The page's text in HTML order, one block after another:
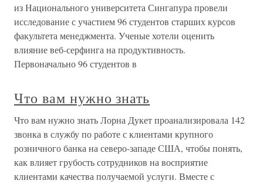
из Национального университета Сингапура провели
исследование с участием 96 студентов старших курсов
факультета менеджмента. Ученые хотели оценить
влияние веб-серфинга на продуктивность.
Первоначально 96 студентов в
Что вам нужно знать
Что вам нужно знать Лорна Дукет проанализировала 142
звонка в службу по работе с клиентами крупного
розничного банка на северо-западе США, чтобы понять,
как влияет грубость сотрудников на восприятие
клиентами качества получаемой услуги. Вместе с